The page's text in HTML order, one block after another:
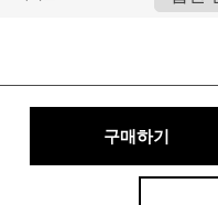
구매하기